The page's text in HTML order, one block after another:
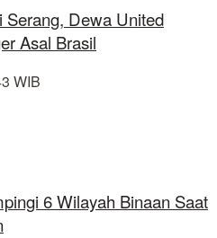
Serang, Dewa United
Asal Brasil
WIB
6 Wilayah Binaan Saat